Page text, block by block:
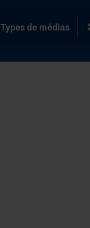
Types de médias